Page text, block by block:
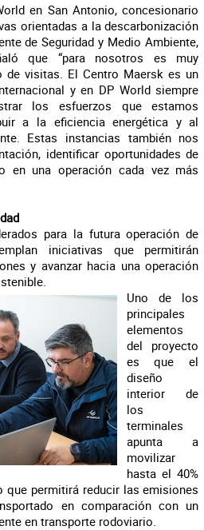
en San Antonio, concesionario
orientadas a la descarbonización
de Seguridad y Medio Ambiente,
que “para nosotros es muy
visitas. El Centro Maersk es un
y en DP World siempre
los esfuerzos que estamos
a la eficiencia energética y al
Estas instancias también nos
identificar oportunidades de
en una operación cada vez más
para la futura operación de
iniciativas que permitirán
y avanzar hacia una operación
Uno de los
principales
elementos
del proyecto
es que el
diseño
interior de
los
terminales
apunta a
movilizar
hasta el 40%
que permitirá reducir las emisiones
en comparación con un
en transporte rodoviario.